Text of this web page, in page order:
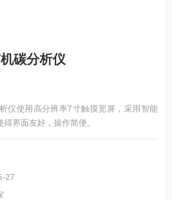
碳分析仪
仪使用高分辨率7寸触摸宽屏，采用智能
界面友好，操作简便。
27